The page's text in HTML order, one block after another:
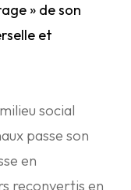
» de son
et
social
passe son
en
reconvertis en